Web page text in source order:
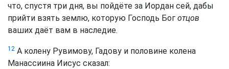
что, спустя три дня, вы пойдёте за Иордан сей, дабы
прийти взять землю, которую Господь Бог отцов
ваших даёт вам в наследие.
12 А колену Рувимову, Гадову и половине колена
Манассиина Иисус сказал: